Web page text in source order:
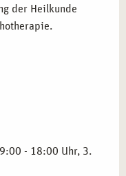
erweitern Sie
sondern
Einrichtungen:
Paaren oder
der Heilkunde
- 18:00 Uhr, 3.